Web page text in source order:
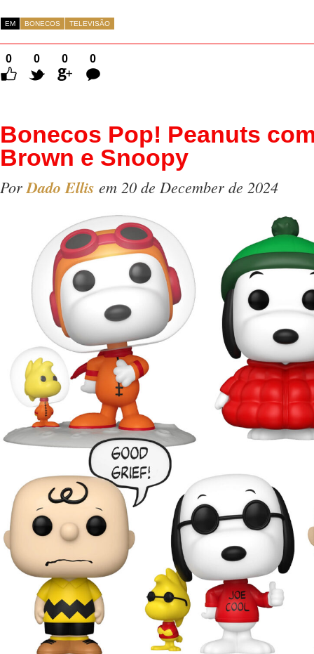
EM BONECOS TELEVISÃO
0 0 0
0
Comentários
Bonecos Pop! Peanuts
Brown e Snoopy
PorDado Ellis em 20 de December de 2024